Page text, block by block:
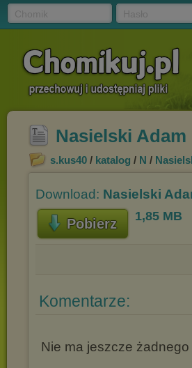
Nasielski
s.kus40 / katalog / N /
Download: Nasielski
Pobierz 1,85 MB
Komentarze:
Nie ma jeszcze